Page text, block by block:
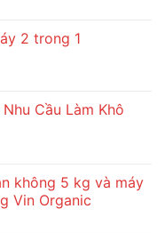
2 trong 1
Cầu Làm Khô
không 5 kg và máy
Vin Organic